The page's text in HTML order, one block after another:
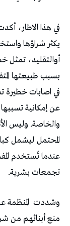
في هذا الاطار،
يكثر شراؤها
أوالتقليد، تمثل
بسبب طبيعتها
في اصابات
عن إمكانية تسببها
والخاصة. وليس
المحتمل ليشمل
عندما تُستخدم
تجمعات بشرية.
وشددت المنظمة
منع أبنائهم من